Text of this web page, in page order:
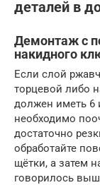
деталей в
Демонтаж с
накидного
Если слой
торцевой либо
должен иметь 6
необходимо
достаточно
обработайте
щётки, а затем
говорилось